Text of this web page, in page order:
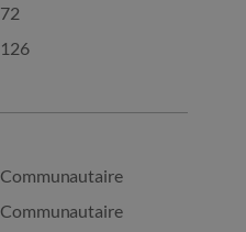
72
126
Communautaire
Communautaire